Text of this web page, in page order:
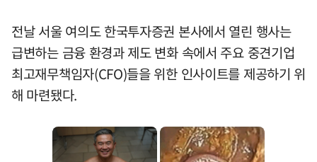
전날 서울 여의도 한국투자증권 본사에서 열린 행사는
급변하는 금융 환경과 제도 변화 속에서 주요 중견기업
최고재무책임자(CFO)들을 위한 인사이트를 제공하기 위
해 마련됐다.